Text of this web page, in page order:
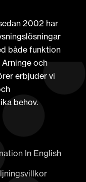
2002 har
både funktion
och
erbjuder vi
behov.
In English